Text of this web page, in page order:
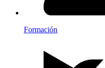
Formación